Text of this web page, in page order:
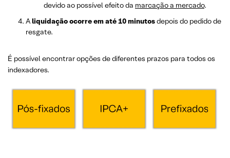
devido ao possível efeito da marcação a mercado.
Aliquidação ocorre em até 10 minutosdepois do pedido de
resgate.
É possível encontrar opções de diferentes prazos para todos os
indexadores.